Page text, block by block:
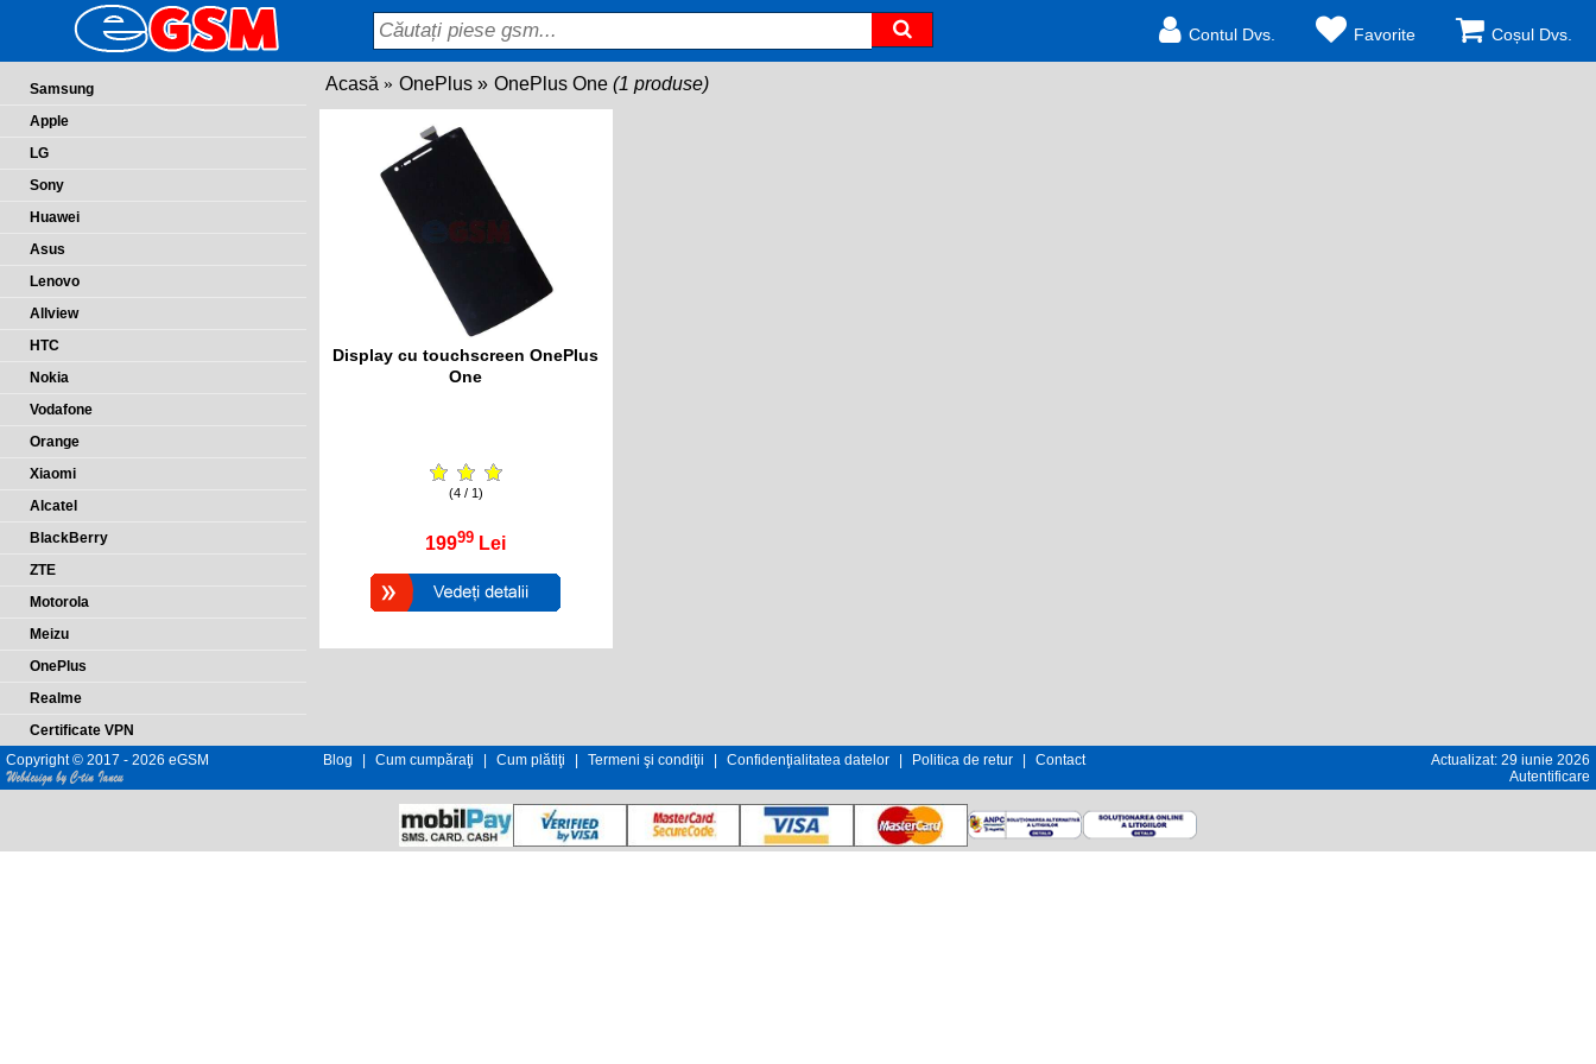
Contul Dvs. Favorite Coșul Dvs.
Samsung
Apple
LG
Sony
Huawei
Asus
Lenovo
Allview
HTC
Nokia
Vodafone
Orange
Xiaomi
Alcatel
BlackBerry
ZTE
Motorola
Meizu
OnePlus
Realme
Certificate VPN
Acasă OnePlus OnePlus One (1 produse)
Display cu touchscreen OnePlus
One
(4 / 1)
19999 Lei
Copyright © 2017 - 2026 eGSM Blog Cum cumpăraţi Cum plătiţi Termeni şi condiţii Confidenţialitatea datelor Politica de retur Contact
Actualizat: 29 iunie 2026
Autentificare